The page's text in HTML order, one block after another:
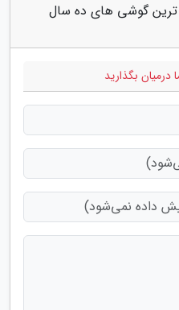
ترین گوشی های ده سال
درمیان بگذارید